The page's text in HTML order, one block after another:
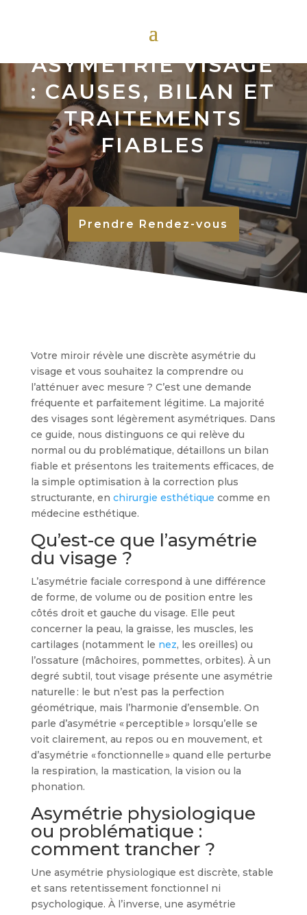
ASYMÉTRIE VISAGE
: CAUSES, BILAN ET
TRAITEMENTS
FIABLES
Prendre Rendez-vous
Votre miroir révèle une discrète asymétrie du
visage et vous souhaitez la comprendre ou
l’atténuer avec mesure ? C’est une demande
fréquente et parfaitement légitime. La majorité
des visages sont légèrement asymétriques. Dans
ce guide, nous distinguons ce qui relève du
normal ou du problématique, détaillons un bilan
fiable et présentons les traitements efficaces, de
la simple optimisation à la correction plus
structurante, en chirurgie esthétique comme en
médecine esthétique.
Qu’est-ce que l’asymétrie
du visage ?
L’asymétrie faciale correspond à une différence
de forme, de volume ou de position entre les
côtés droit et gauche du visage. Elle peut
concerner la peau, la graisse, les muscles, les
cartilages (notamment le nez, les oreilles) ou
l’ossature (mâchoires, pommettes, orbites). À un
degré subtil, tout visage présente une asymétrie
naturelle : le but n’est pas la perfection
géométrique, mais l’harmonie d’ensemble. On
parle d’asymétrie « perceptible » lorsqu’elle se
voit clairement, au repos ou en mouvement, et
d’asymétrie « fonctionnelle » quand elle perturbe
la respiration, la mastication, la vision ou la
phonation.
Asymétrie physiologique
ou problématique :
comment trancher ?
Une asymétrie physiologique est discrète, stable
et sans retentissement fonctionnel ni
psychologique. À l’inverse, une asymétrie